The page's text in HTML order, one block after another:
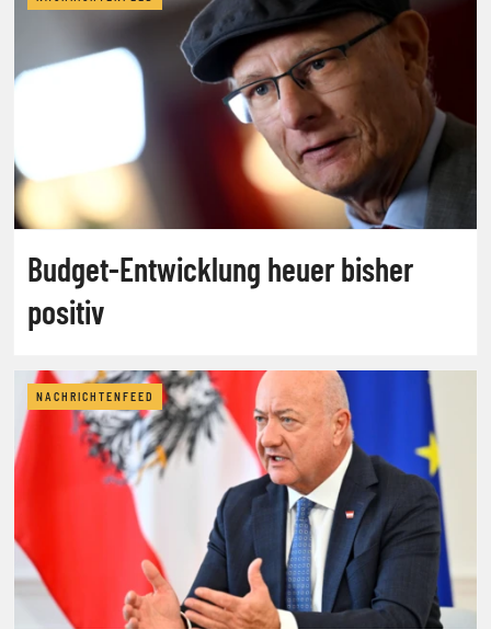
Budget-Entwicklung heuer bisher
positiv
NACHRICHTENFEED